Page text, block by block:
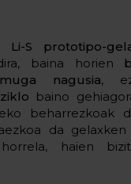
Li-S prototipo-
baina horien
nagusia,
baino
beharrezkoak
da gelaxken
haien